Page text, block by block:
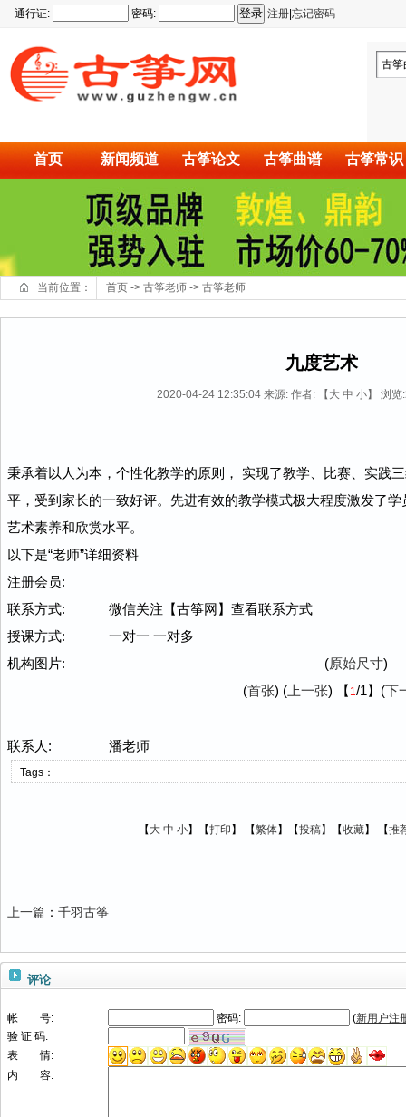
通行证: 密码: 注册 忘记密码
古筝
首页 新闻频道 古筝论文 古筝曲谱 古筝常识
当前位置： 首页 -> 古筝老师 -> 古筝老师
九度艺术
2020-04-24 12:35:04来源:作者: 【 大 中 小】 浏览:
秉承着以人为本，个性化教学的原则， 实现了教学、比赛、实践
平，受到家长的一致好评。先进有效的教学模式极大程度激发了
艺术素养和欣赏水平。
以下是“老师”详细资料
注册会员:
联系方式:
微信关注【古筝网】查看联系方式
授课方式:
一对一 一对多
机构图片:
(原始尺寸)
(首张) (上一张) 【 1/1】(下
联系人: 潘老师
Tags：
【 大 中 小】【打印 】 【繁体】【投稿】【收藏】 【推
上一篇 ： 千羽古筝
评论
帐 号: 密码: (新用户注
验 证 码:
表 情:
内 容: